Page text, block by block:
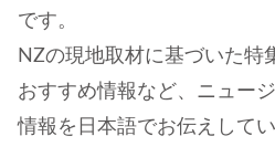
です。
NZの現地取材に基づいた特
おすすめ情報など、ニュー
情報を日本語でお伝えしてい